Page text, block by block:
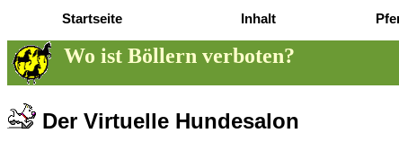
Startseite Inhalt
Wo ist Böllern verboten?
Der Virtuelle Hundesalon